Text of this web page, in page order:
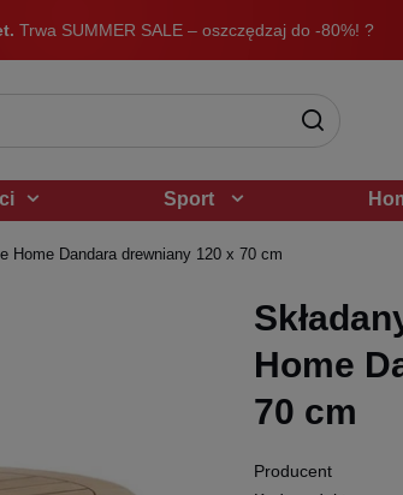
Trwa SUMMER SALE – oszczędzaj do -80%! ?
Sport
Home Dandara drewniany 120 x 70 cm
Home
70 cm
Producent